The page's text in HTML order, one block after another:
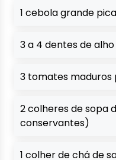
1 cebola grande
3 a 4 dentes de
3 tomates maduros
2 colheres de sopa
conservantes)
1 colher de chá de